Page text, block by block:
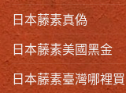
日本藤素真偽
日本藤素美國黑金
日本藤素臺灣哪裡買